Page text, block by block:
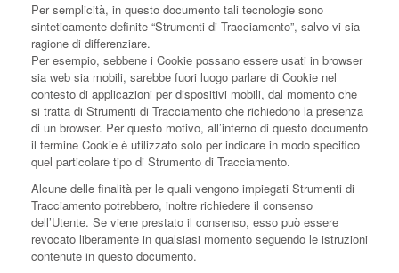
Per semplicità, in questo documento tali tecnologie sono
sinteticamente definite “Strumenti di Tracciamento”, salvo vi sia
ragione di differenziare.
Per esempio, sebbene i Cookie possano essere usati in browser
sia web sia mobili, sarebbe fuori luogo parlare di Cookie nel
contesto di applicazioni per dispositivi mobili, dal momento che
si tratta di Strumenti di Tracciamento che richiedono la presenza
di un browser. Per questo motivo, all’interno di questo documento
il termine Cookie è utilizzato solo per indicare in modo specifico
quel particolare tipo di Strumento di Tracciamento.
Alcune delle finalità per le quali vengono impiegati Strumenti di
Tracciamento potrebbero, inoltre richiedere il consenso
dell’Utente. Se viene prestato il consenso, esso può essere
revocato liberamente in qualsiasi momento seguendo le istruzioni
contenute in questo documento.